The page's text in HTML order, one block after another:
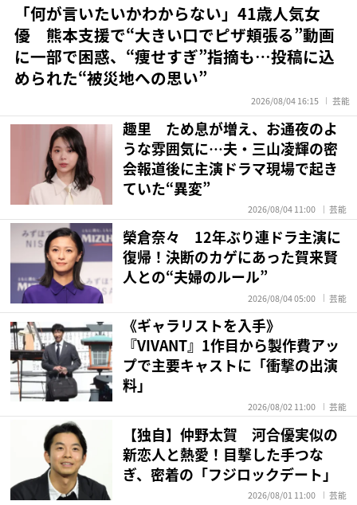
「何が言いたいかわからない」41歳人気女
優 熊本支援で“大きい口でピザ頬張る”動画
に一部で困惑、“痩せすぎ”指摘も…投稿に込
められた“被災地への思い”
2026/08/04 16:15 芸能
趣里 ため息が増え、お通夜のよ
うな雰囲気に…夫・三山凌輝の密
会報道後に主演ドラマ現場で起き
ていた“異変”
2026/08/04 11:00 芸能
榮倉奈々 12年ぶり連ドラ主演に
復帰！決断のカゲにあった賀来賢
人との“夫婦のルール”
2026/08/04 05:00 芸能
《ギャラリストを入手》
『VIVANT』1作目から製作費アッ
プで主要キャストに「衝撃の出演
料」
2026/08/02 11:00 芸能
【独自】仲野太賀 河合優実似の
新恋人と熱愛！目撃した手つな
ぎ、密着の「フジロックデート」
2026/08/01 11:00 芸能